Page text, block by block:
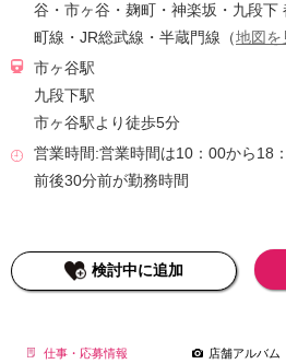
谷・市ヶ谷・麹町・神楽坂・九段下
町線・JR総武線・半蔵門線（地図を
市ヶ谷駅
九段下駅
市ヶ谷駅より徒歩5分
営業時間:営業時間は10：00から18
前後30分前が勤務時間
検討中に追加
仕事・応募情報 店舗アルバム